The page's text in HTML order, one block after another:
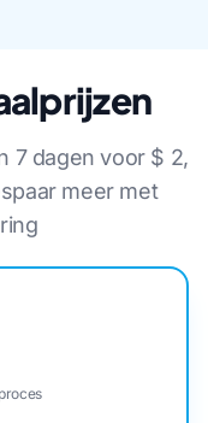
7 dagen voor $ 2,
meer met